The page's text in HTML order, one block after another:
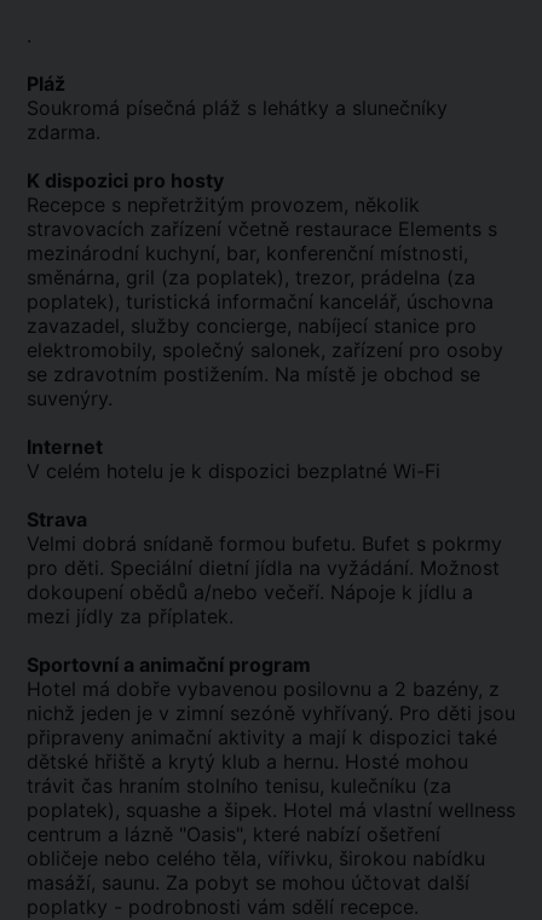
.
Pláž
Soukromá písečná pláž s lehátky a slunečníky
zdarma.
K dispozici pro hosty
Recepce s nepřetržitým provozem, několik
stravovacích zařízení včetně restaurace Elements s
mezinárodní kuchyní, bar, konferenční místnosti,
směnárna, gril (za poplatek), trezor, prádelna (za
poplatek), turistická informační kancelář, úschovna
zavazadel, služby concierge, nabíjecí stanice pro
elektromobily, společný salonek, zařízení pro osoby
se zdravotním postižením. Na místě je obchod se
suvenýry.
Internet
V celém hotelu je k dispozici bezplatné Wi-Fi
Strava
Velmi dobrá snídaně formou bufetu. Bufet s pokrmy
pro děti. Speciální dietní jídla na vyžádání. Možnost
dokoupení obědů a/nebo večeří. Nápoje k jídlu a
mezi jídly za příplatek.
Sportovní a animační program
Hotel má dobře vybavenou posilovnu a 2 bazény, z
nichž jeden je v zimní sezóně vyhřívaný. Pro děti jsou
připraveny animační aktivity a mají k dispozici také
dětské hřiště a krytý klub a hernu. Hosté mohou
trávit čas hraním stolního tenisu, kulečníku (za
poplatek), squashe a šipek. Hotel má vlastní wellness
centrum a lázně "Oasis", které nabízí ošetření
obličeje nebo celého těla, vířivku, širokou nabídku
masáží, saunu. Za pobyt se mohou účtovat další
poplatky - podrobnosti vám sdělí recepce.